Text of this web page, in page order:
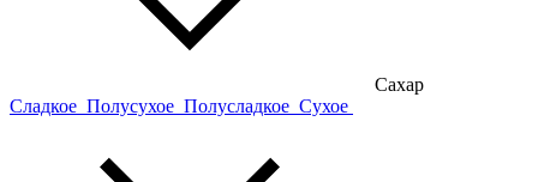
Сахар
Сладкое Полусухое Полусладкое Сухое